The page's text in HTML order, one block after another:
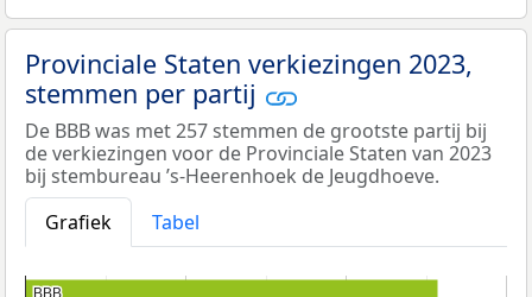
Provinciale Staten verkiezingen 2023,
stemmen per partij
De BBB was met 257 stemmen de grootste partij bij
de verkiezingen voor de Provinciale Staten van 2023
bij stembureau ’s-Heerenhoek de Jeugdhoeve.
Grafiek
Tabel
BBB
BBB